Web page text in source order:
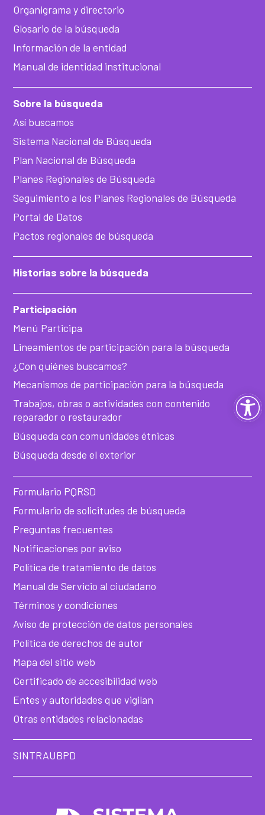
Organigrama y directorio
Glosario de la búsqueda
Información de la entidad
Manual de identidad institucional
Sobre la búsqueda
Así buscamos
Sistema Nacional de Búsqueda
Plan Nacional de Búsqueda
Planes Regionales de Búsqueda
Seguimiento a los Planes Regionales de Búsqueda
Portal de Datos
Pactos regionales de búsqueda
Historias sobre la búsqueda
Participación
Menú Participa
Lineamientos de participación para la búsqueda
¿Con quiénes buscamos?
Mecanismos de participación para la búsqueda
Trabajos, obras o actividades con contenido
reparador o restaurador
Búsqueda con comunidades étnicas
Búsqueda desde el exterior
Formulario PQRSD
Formulario de solicitudes de búsqueda
Preguntas frecuentes
Notificaciones por aviso
Política de tratamiento de datos
Manual de Servicio al ciudadano
Términos y condiciones
Aviso de protección de datos personales
Política de derechos de autor
Mapa del sitio web
Certificado de accesibilidad web
Entes y autoridades que vigilan
Otras entidades relacionadas
SINTRAUBPD